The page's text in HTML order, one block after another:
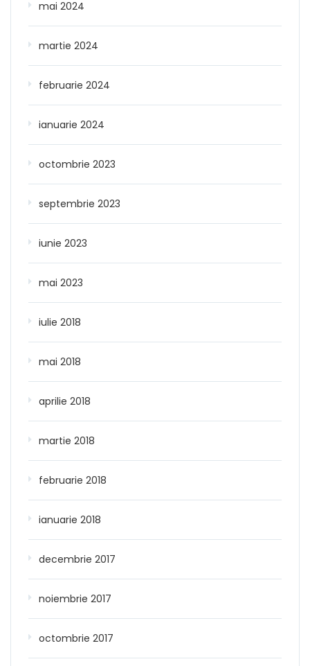
mai 2024
martie 2024
februarie 2024
ianuarie 2024
octombrie 2023
septembrie 2023
iunie 2023
mai 2023
iulie 2018
mai 2018
aprilie 2018
martie 2018
februarie 2018
ianuarie 2018
decembrie 2017
noiembrie 2017
octombrie 2017